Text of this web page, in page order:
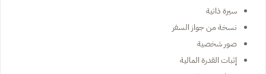
سيرة ذاتية
نسخة من جواز السفر
صور شخصية
إثبات القدرة المالية